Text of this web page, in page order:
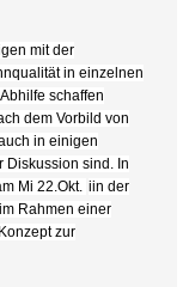
mit der
in einzelnen
schaffen
dem Vorbild von
in einigen
Diskussion sind. In
Mi 22.Okt. iin der
Rahmen einer
zur